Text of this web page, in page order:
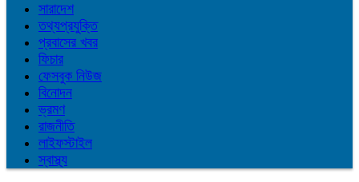
সারাদেশ
তথ্যপ্রযুক্তি
প্রবাসের খবর
ফিচার
ফেসবুক নিউজ
বিনোদন
ভ্রমণ
রাজনীতি
লাইফস্টাইল
স্বাস্থ্য